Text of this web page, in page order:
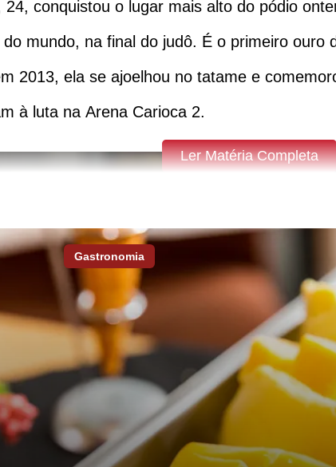
conquistou o lugar mais alto do pódio
mundo, na final do judô. É o primeiro
2013, ela se ajoelhou no tatame e
à luta na Arena Carioca 2.
Ler Matéria Completa
Gastronomia